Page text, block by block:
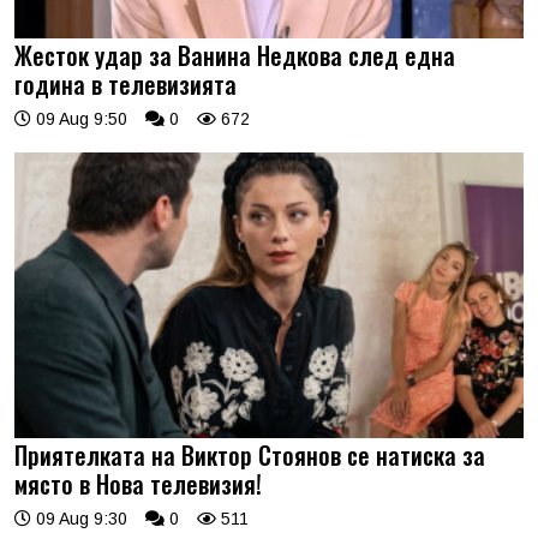
Жесток удар за Ванина Недкова след една
година в телевизията
09 Aug 9:50 0 672
Приятелката на Виктор Стоянов се натиска за
място в Нова телевизия!
09 Aug 9:30 0 511